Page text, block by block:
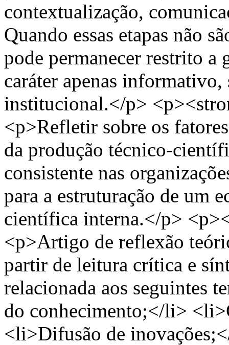
contextualização,
Quando essas etapas não
pode permanecer restrito a
caráter apenas
institucional.</p>
<p>Refletir sobre os
da produção técnico-
consistente nas
para a estruturação de um
científica interna.</p>
<p>Artigo de reflexão
partir de leitura crítica e
relacionada aos seguintes
do conhecimento;</li>
<li>Difusão de